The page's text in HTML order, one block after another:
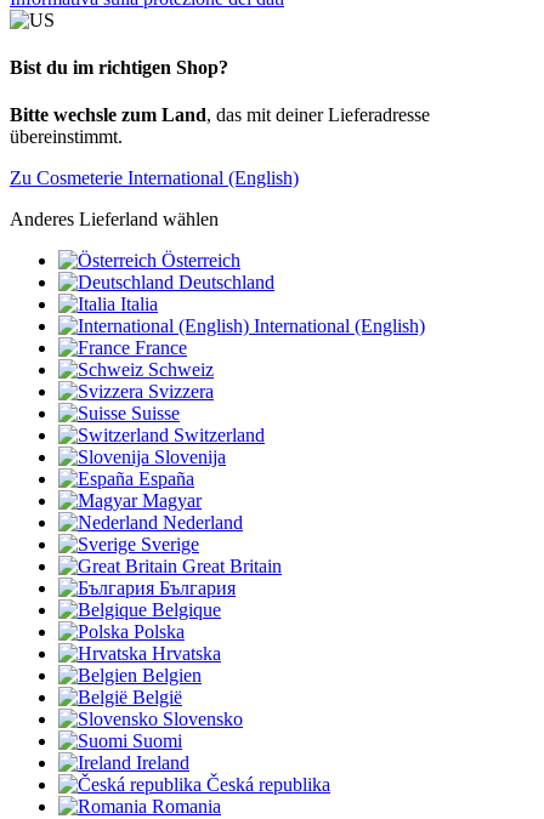
Bist du im richtigen Shop?
Bitte wechsle zum Land, das mit deiner Lieferadresse
übereinstimmt.
Zu Cosmeterie International (English)
Anderes Lieferland wählen
Österreich
Deutschland
Italia
International (English)
France
Schweiz
Svizzera
Suisse
Switzerland
Slovenija
España
Magyar
Nederland
Sverige
Great Britain
България
Belgique
Polska
Hrvatska
Belgien
België
Slovensko
Suomi
Ireland
Česká republika
Romania